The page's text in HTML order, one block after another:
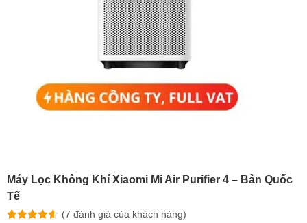
Máy Lọc Không Khí Xiaomi Mi Air Purifier 4 – Bản Quốc
Tế
(7 đánh giá của khách hàng)